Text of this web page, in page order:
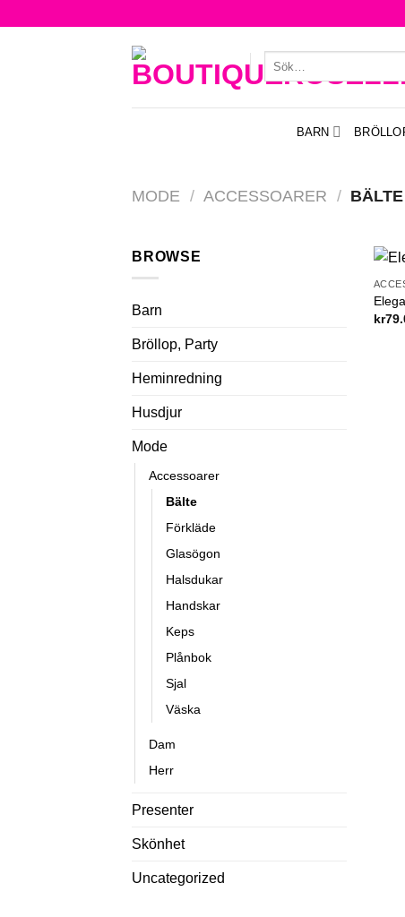
efter:
BARN
MODE / ACCESSOARER / BÄLTE
BROWSE
Barn
Bröllop, Party
Heminredning
Husdjur
Mode
Accessoarer
Bälte
Förkläde
Glasögon
Halsdukar
Handskar
Keps
Plånbok
Sjal
Väska
Dam
Herr
Presenter
Skönhet
Uncategorized
kr